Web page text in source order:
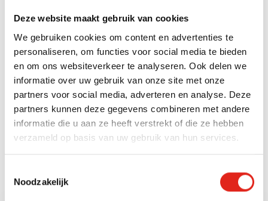
Deze website maakt gebruik van cookies
We gebruiken cookies om content en advertenties te
personaliseren, om functies voor social media te bieden
en om ons websiteverkeer te analyseren. Ook delen we
informatie over uw gebruik van onze site met onze
partners voor social media, adverteren en analyse. Deze
partners kunnen deze gegevens combineren met andere
informatie die u aan ze heeft verstrekt of die ze hebben
verzameld op basis van uw gebruik van hun services.
Noodzakelijk
bag
Weight
Weight unit
Gram (g)